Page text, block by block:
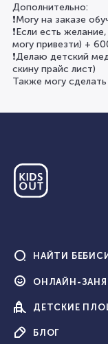
Дополнительно:
❗️Могу на заказе
❗️Если есть
могу привезти) +
❗️Делаю детский
скину прайс лист)
Также могу
НАЙТИ
ОНЛАЙН-
ДЕТСКИЕ
БЛОГ